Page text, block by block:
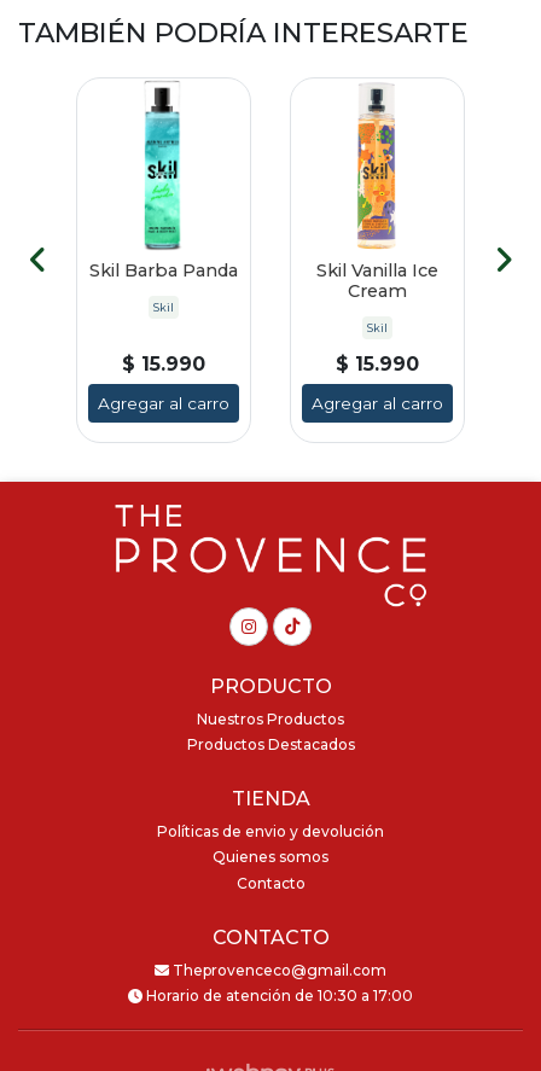
TAMBIÉN PODRÍA INTERESARTE
Skil Barba Panda
Skil
$ 15.990
Agregar al carro
Skil Vanilla Ice
Cream
Skil
$ 15.990
Agregar al carro
PRODUCTO
Nuestros Productos
Productos Destacados
TIENDA
Políticas de envio y devolución
Quienes somos
Contacto
CONTACTO
Theprovenceco@gmail.com
Horario de atención de 10:30 a 17:00